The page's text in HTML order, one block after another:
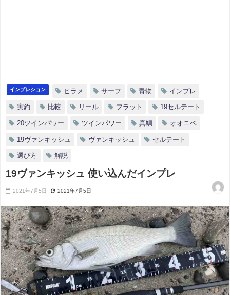
インプレション ヒラメ サーフ 青物 インプレ
実釣 比較 リール フラット 19セルテート
20ツインパワー ツインパワー 真鯛 オオニベ
19ヴァンキッシュ ヴァンキッシュ セルテート
選び方 解説
19ヴァンキッシュ 使い込んだインプレ
2021年7月5日 2021年7月5日